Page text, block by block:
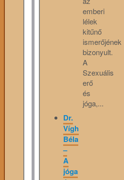
emberi
lélek
kitűnő
ismerőjének
bizonyult.
A
Szexuális
erő
és
jóga,...
Dr.
Vígh
Béla
–
A
jóga